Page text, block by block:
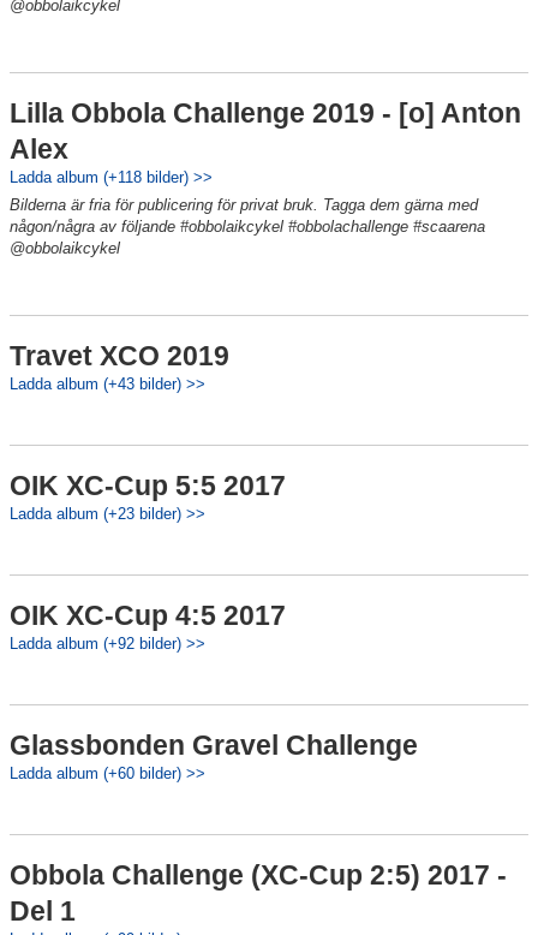
@obbolaikcykel
Lilla Obbola Challenge 2019 - [o] Anton
Alex
Ladda album (+118 bilder) >>
Bilderna är fria för publicering för privat bruk. Tagga dem gärna med
någon/några av följande #obbolaikcykel #obbolachallenge #scaarena
@obbolaikcykel
Travet XCO 2019
Ladda album (+43 bilder) >>
OIK XC-Cup 5:5 2017
Ladda album (+23 bilder) >>
OIK XC-Cup 4:5 2017
Ladda album (+92 bilder) >>
Glassbonden Gravel Challenge
Ladda album (+60 bilder) >>
Obbola Challenge (XC-Cup 2:5) 2017 -
Del 1